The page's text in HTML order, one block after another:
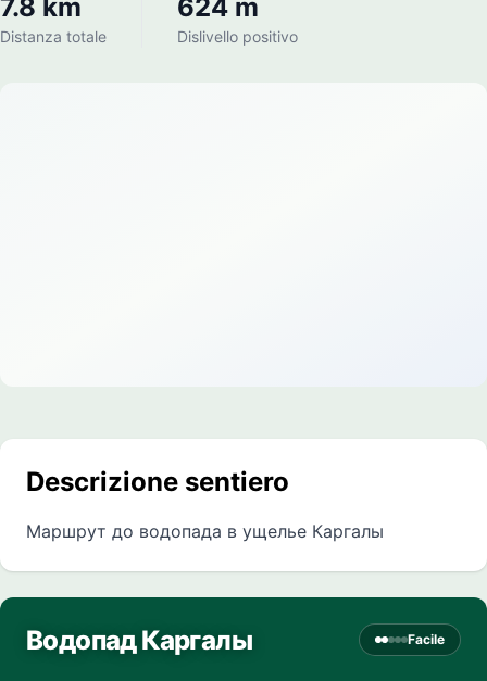
7.8 km
Distanza totale
624 m
Dislivello positivo
Descrizione sentiero
Маршрут до водопада в ущелье Каргалы
Водопад Каргалы Facile